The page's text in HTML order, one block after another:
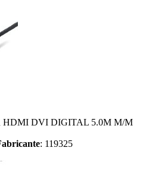
HDMI DVI DIGITAL 5.0M M/M
: 119325